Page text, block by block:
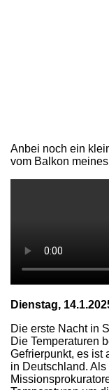
Anbei noch ein
vom Balkon
Dienstag,
Die erste Nacht in
Die Temperaturen
Gefrierpunkt, es ist
in Deutschland.